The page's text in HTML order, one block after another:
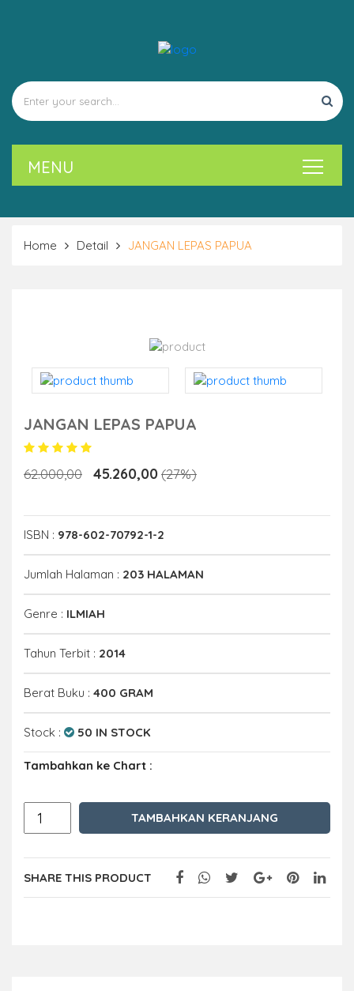
Home Detail JANGAN LEPAS PAPUA
JANGAN LEPAS PAPUA
62.000,00 45.260,00(27%)
ISBN : 978-602-70792-1-2
Jumlah Halaman : 203 HALAMAN
Genre : ILMIAH
Tahun Terbit : 2014
Berat Buku : 400 GRAM
Stock : 50 IN STOCK
Tambahkan ke Chart :
TAMBAHKAN KERANJANG
SHARE THIS PRODUCT